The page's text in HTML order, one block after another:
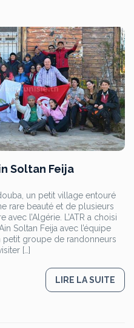
Soltan Feija
un petit village entouré
rare beauté et de plusieurs
l’Algérie. L’ATR a choisi
Soltan Feija avec l’équipe
petit groupe de randonneurs
[…]
LIRE LA SUITE